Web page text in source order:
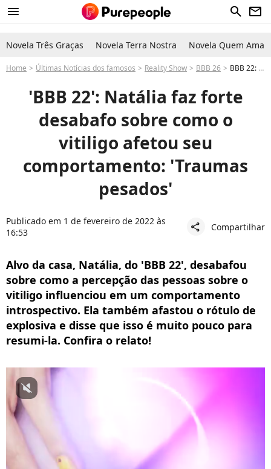
menu search newsletter
Novela Três Graças Novela Terra Nostra Novela Quem Ama
Home Últimas Notícias dos famosos Reality Show BBB 26 BBB 22: Natália desabafa sobre vitiligo e revela 'traumas pesados' por conta da doença
'BBB 22': Natália faz forte
desabafo sobre como o
vitiligo afetou seu
comportamento: 'Traumas
pesados'
Publicado em 1 de fevereiro de 2022 às
16:53
share Compartilhar
Alvo da casa, Natália, do 'BBB 22', desabafou
sobre como a percepção das pessoas sobre o
vitiligo influenciou em um comportamento
introspectivo. Ela também afastou o rótulo de
explosiva e disse que isso é muito pouco para
resumi-la. Confira o relato!